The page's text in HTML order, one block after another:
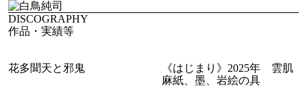
DISCOGRAPHY
作品・実績等
花多聞天と邪鬼
《はじまり》2025年 雲肌
麻紙、墨、岩絵の具